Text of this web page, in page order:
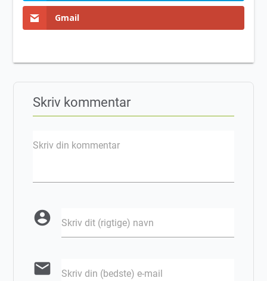
Gmail
Skriv kommentar
Skriv din kommentar
account_circle Skriv dit (rigtige) navn
email Skriv din (bedste) e-mail